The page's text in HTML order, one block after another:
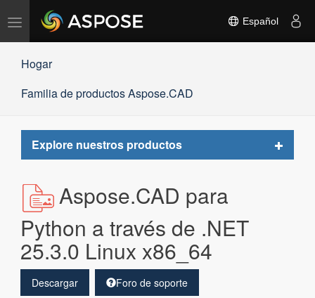
Alternar
navegación
Español
Hogar
Familia de productos Aspose.CAD
Explore nuestros productos
Toggle
Aspose.CAD para
Python a través de .NET
25.3.0 Linux x86_64
Descargar Foro de soporte